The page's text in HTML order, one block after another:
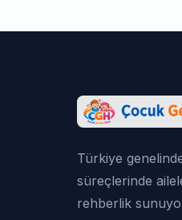
Türkiye
süreçlerinde
rehberlik